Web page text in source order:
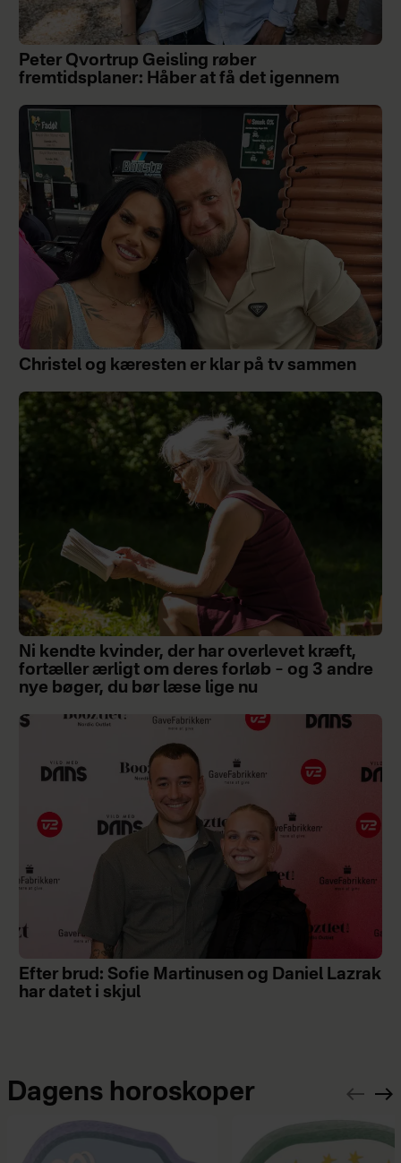
Peter Qvortrup Geisling røber
fremtidsplaner: Håber at få det igennem
Christel og kæresten er klar på tv sammen
Ni kendte kvinder, der har overlevet kræft,
fortæller ærligt om deres forløb – og 3 andre
nye bøger, du bør læse lige nu
Efter brud: Sofie Martinusen og Daniel Lazrak
har datet i skjul
Dagens horoskoper